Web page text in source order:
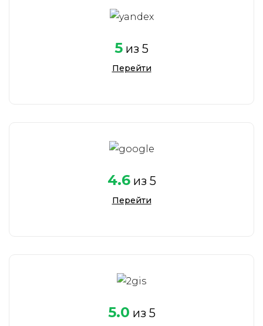
5 из 5
Перейти
4.6из 5
Перейти
5.0 из 5